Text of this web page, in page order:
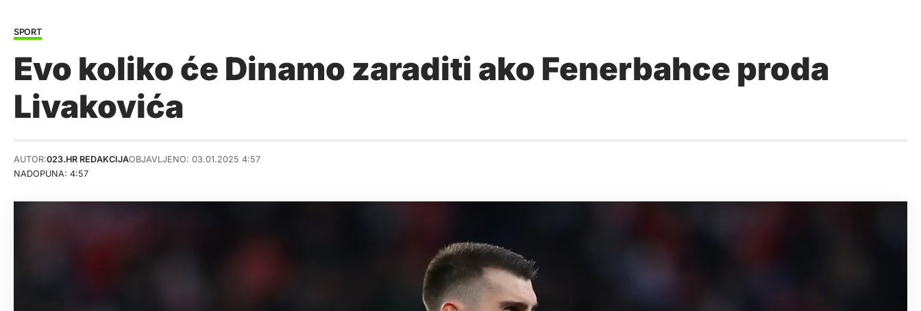
SPORT
Evo koliko će Dinamo zaraditi ako Fenerbahce proda
Livakovića
NADOPUNA: 4:57
AUTOR:023.HR REDAKCIJAOBJAVLJENO: 03.01.2025 4:57